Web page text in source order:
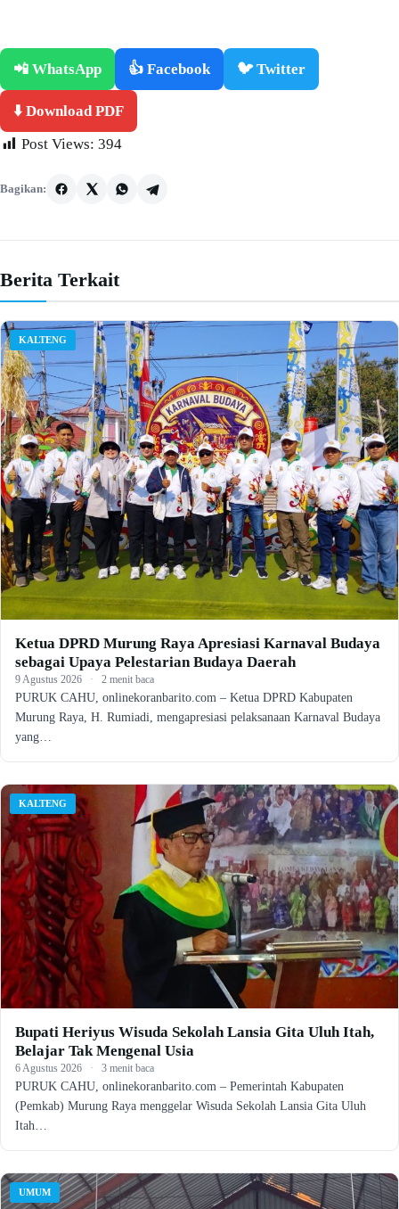
📲 WhatsApp 👍 Facebook 🐦 Twitter
⬇️ Download PDF
Post Views: 394
Bagikan:
Berita Terkait
KALTENG
Ketua DPRD Murung Raya Apresiasi Karnaval Budaya
sebagai Upaya Pelestarian Budaya Daerah
9 Agustus 2026 · 2 menit baca
PURUK CAHU, onlinekoranbarito.com – Ketua DPRD Kabupaten
Murung Raya, H. Rumiadi, mengapresiasi pelaksanaan Karnaval Budaya
yang…
KALTENG
Bupati Heriyus Wisuda Sekolah Lansia Gita Uluh Itah,
Belajar Tak Mengenal Usia
6 Agustus 2026 · 3 menit baca
PURUK CAHU, onlinekoranbarito.com – Pemerintah Kabupaten
(Pemkab) Murung Raya menggelar Wisuda Sekolah Lansia Gita Uluh
Itah…
UMUM